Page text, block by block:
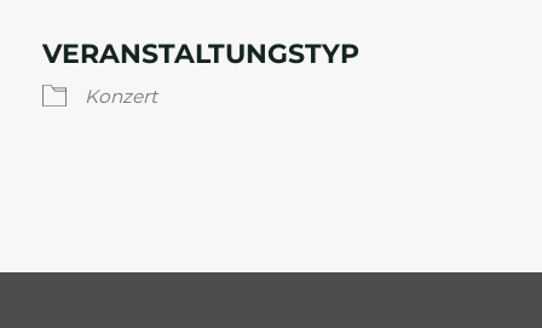
VERANSTALTUNGSTYP
Konzert